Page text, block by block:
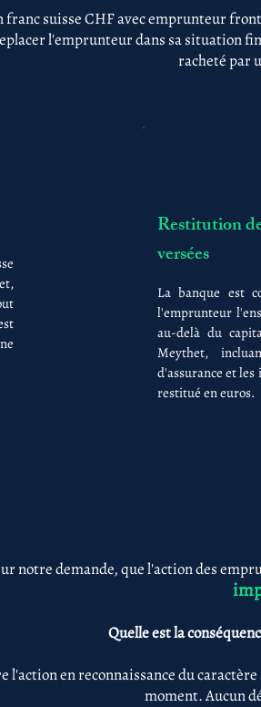
franc suisse CHF avec emprunteur
l'emprunteur dans sa situation
racheté par
Restitution
versées
La banque est
l'emprunteur
au-delà du
Meythet,
d'assurance et
restitué en euros.
notre demande, que l'action des
Quelle est la
l'action en reconnaissance du
moment. Aucun